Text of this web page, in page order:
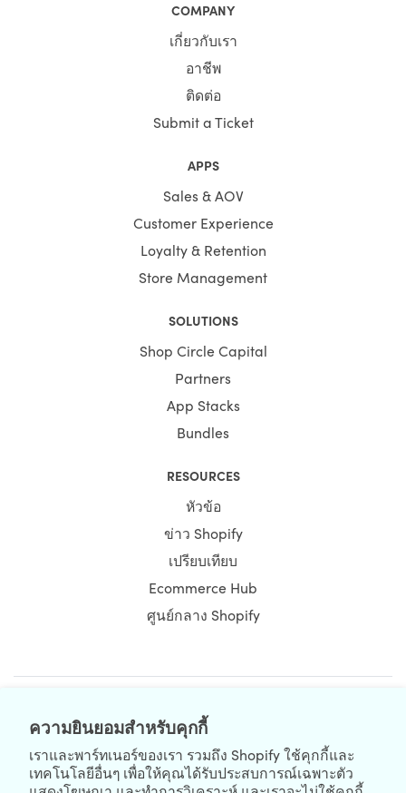
ความยินยอมสำหรับคุกกี้
เราและพาร์ทเนอร์ของเรา รวมถึง Shopify ใช้คุกกี้และ
เทคโนโลยีอื่นๆ เพื่อให้คุณได้รับประสบการณ์เฉพาะตัว
COMPANY
เกี่ยวกับเรา
อาชีพ
ติดต่อ
Submit a Ticket
APPS
Sales & AOV
Customer Experience
Loyalty & Retention
Store Management
SOLUTIONS
Shop Circle Capital
Partners
App Stacks
Bundles
RESOURCES
หัวข้อ
ข่าว Shopify
เปรียบเทียบ
Ecommerce Hub
ศูนย์กลาง Shopify